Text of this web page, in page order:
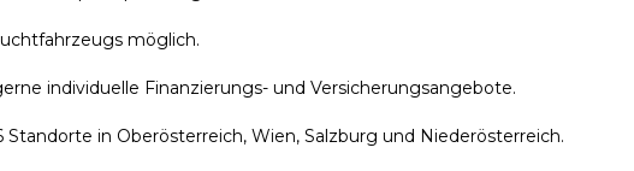
möglich.
individuelle Finanzierungs- und Versicherungsangebote.
Standorte in Oberösterreich, Wien, Salzburg und Niederösterreich.